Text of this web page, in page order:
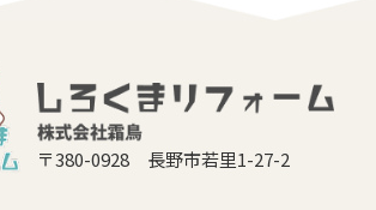
〒380-0928 長野市若里1-27-2